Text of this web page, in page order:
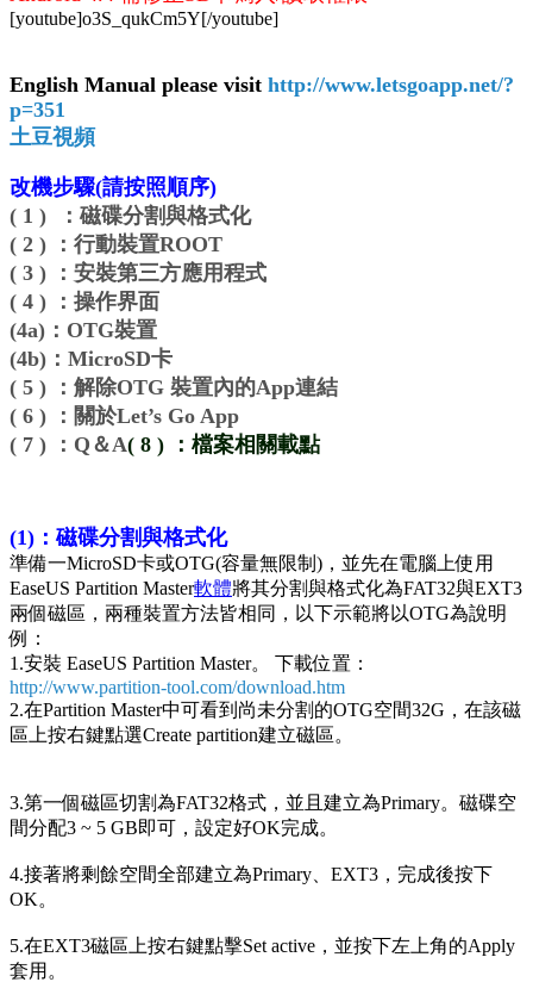
[youtube]o3S_qukCm5Y[/youtube]
English Manual please visit http://www.letsgoapp.net/?
p=351
土豆視頻
改機步驟(請按照順序)
( 1 ) ：磁碟分割與格式化
( 2 ) ：行動裝置ROOT
( 3 ) ：安裝第三方應用程式
( 4 ) ：操作界面
(4a)：OTG裝置
(4b)：MicroSD卡
( 5 ) ：解除OTG 裝置內的App連結
( 6 ) ：關於Let’s Go App
( 7 ) ：Q＆A( 8 ) ：檔案相關載點
(1)：磁碟分割與格式化
準備一MicroSD卡或OTG(容量無限制)，並先在電腦上使用
EaseUS Partition Master軟體將其分割與格式化為FAT32與EXT3
兩個磁區，兩種裝置方法皆相同，以下示範將以OTG為說明
例：
1.安裝 EaseUS Partition Master。 下載位置：
http://www.partition-tool.com/download.htm
2.在Partition Master中可看到尚未分割的OTG空間32G，在該磁
區上按右鍵點選Create partition建立磁區。
3.第一個磁區切割為FAT32格式，並且建立為Primary。磁碟空
間分配3 ~ 5 GB即可，設定好OK完成。
4.接著將剩餘空間全部建立為Primary、EXT3，完成後按下
OK。
5.在EXT3磁區上按右鍵點擊Set active，並按下左上角的Apply
套用。